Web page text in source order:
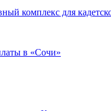
комплекс для
в «Сочи»